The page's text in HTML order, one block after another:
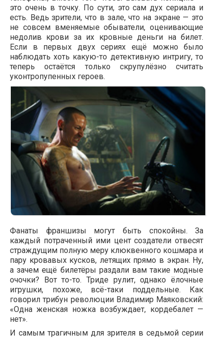
это очень в точку. По сути, это сам дух сериала и
есть. Ведь зрители, что в зале, что на экране — это
не совсем вменяемые обыватели, оценивающие
недолив крови за их кровные деньги на билет.
Если в первых двух сериях ещё можно было
наблюдать хоть какую-то детективную интригу, то
теперь остаётся только скрупулёзно считать
уконтропупенных героев.
Фанаты франшизы могут быть спокойны. За
каждый потраченный ими цент создатели отвесят
страждущим полную меру клюквенного кошмара и
пару кровавых кусков, летящих прямо в экран. Ну,
а зачем ещё билетёры раздали вам такие модные
очочки? Вот то-то. Триде рулит, однако ёлочные
игрушки, похоже, всё-таки поддельные. Как
говорил трибун революции Владимир Маяковский:
«Одна женская ножка возбуждает, кордебалет —
нет».
И самым трагичным для зрителя в седьмой серии